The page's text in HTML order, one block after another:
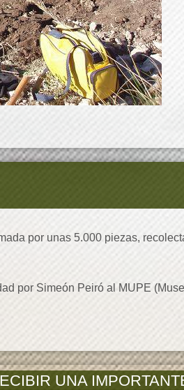
por unas 5.000 piezas,
por Simeón Peiró al MUPE
UNA